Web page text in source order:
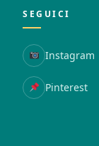
SEGUICI
Instagram
Pinterest